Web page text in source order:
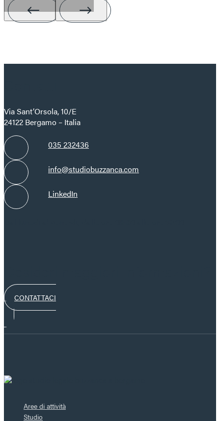
Via Sant’Orsola, 10/E
24122 Bergamo – Italia
035 232436
info@studiobuzzanca.com
LinkedIn
CONTATTACI
Aree di attività
Studio